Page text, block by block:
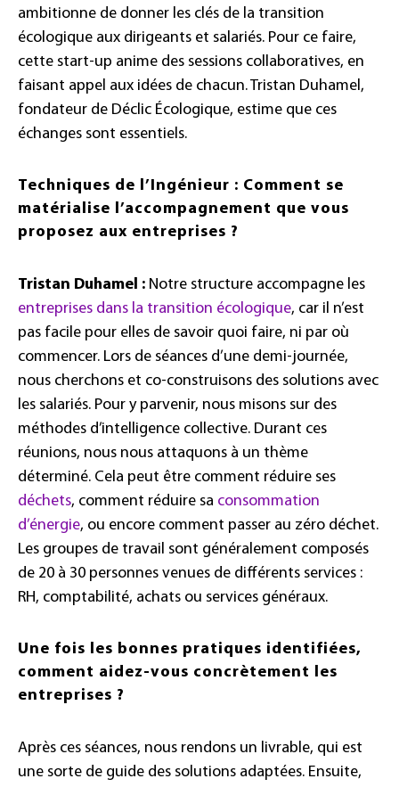
ambitionne de donner les clés de la transition
écologique aux dirigeants et salariés. Pour ce faire,
cette start-up anime des sessions collaboratives, en
faisant appel aux idées de chacun. Tristan Duhamel,
fondateur de Déclic Écologique, estime que ces
échanges sont essentiels.
Techniques de l’Ingénieur : Comment se
matérialise l’accompagnement que vous
proposez aux entreprises ?
Tristan Duhamel : Notre structure accompagne les
entreprises dans la transition écologique, car il n’est
pas facile pour elles de savoir quoi faire, ni par où
commencer. Lors de séances d’une demi-journée,
nous cherchons et co-construisons des solutions avec
les salariés. Pour y parvenir, nous misons sur des
méthodes d’intelligence collective. Durant ces
réunions, nous nous attaquons à un thème
déterminé. Cela peut être comment réduire ses
déchets, comment réduire sa consommation
d’énergie, ou encore comment passer au zéro déchet.
Les groupes de travail sont généralement composés
de 20 à 30 personnes venues de différents services :
RH, comptabilité, achats ou services généraux.
Une fois les bonnes pratiques identifiées,
comment aidez-vous concrètement les
entreprises ?
Après ces séances, nous rendons un livrable, qui est
une sorte de guide des solutions adaptées. Ensuite,